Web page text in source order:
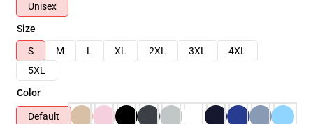
Unisex
Size
S
M L XL 2XL 3XL
4XL
5XL
Color
Default